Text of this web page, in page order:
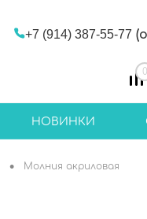
+7 (914) 387-55-77
0
НОВИНКИ
• Молния акриловая